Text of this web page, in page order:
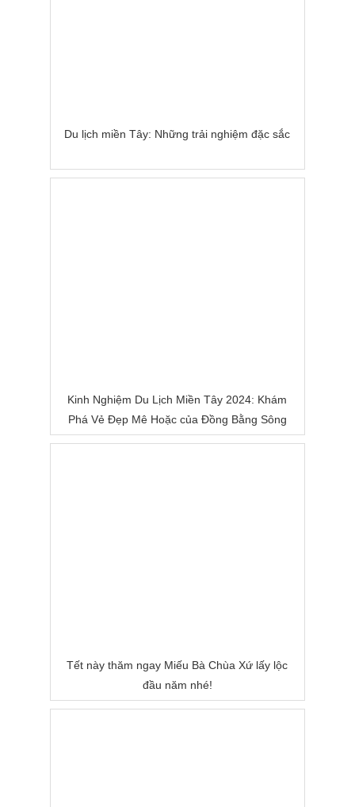
Du lịch miền Tây: Những trải nghiệm đặc sắc
Kinh Nghiệm Du Lịch Miền Tây 2024: Khám
Phá Vẻ Đẹp Mê Hoặc của Đồng Bằng Sông
Nước
Tết này thăm ngay Miếu Bà Chùa Xứ lấy lộc
đầu năm nhé!